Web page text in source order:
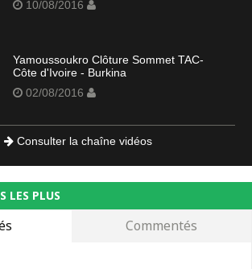
10/08/2016
Yamoussoukro Clôture Sommet TAC-
Côte d'Ivoire - Burkina
02/08/2016
Consulter la chaîne vidéos
LES PLUS
Commentés